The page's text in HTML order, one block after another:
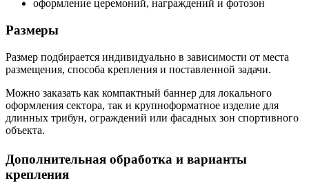
оформление церемоний, награждений и фотозон
Размеры
Размер подбирается индивидуально в зависимости от места
размещения, способа крепления и поставленной задачи.
Можно заказать как компактный баннер для локального
оформления сектора, так и крупноформатное изделие для
длинных трибун, ограждений или фасадных зон спортивного
объекта.
Дополнительная обработка и варианты
крепления